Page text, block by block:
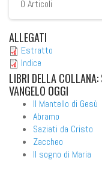
0 Articoli
ALLEGATI
Estratto
Indice
LIBRI DELLA
VANGELO OGGI
Il Mantello di Gesù
Abramo
Saziati da Cristo
Zaccheo
Il sogno di Maria